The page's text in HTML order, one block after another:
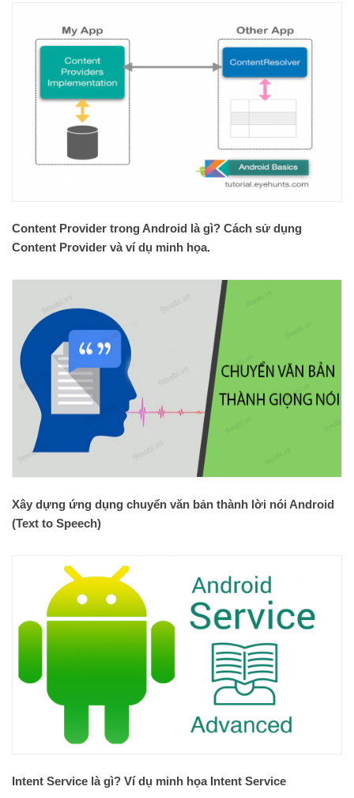
Content Provider trong Android là gì? Cách sử dụng
Content Provider và ví dụ minh họa.
Xây dựng ứng dụng chuyển văn bản thành lời nói Android
(Text to Speech)
Intent Service là gì? Ví dụ minh họa Intent Service